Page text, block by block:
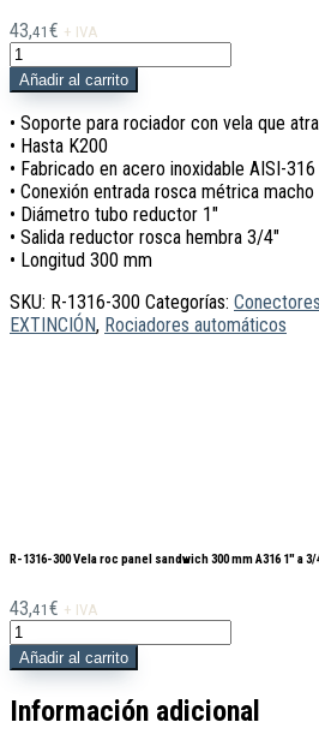
43,41 € + IVA
R-
1316-
300
Vela
roc
panel
sandwich
300
mm
A316
a
3/4"
Añadir al carrito
• Soporte para rociador con vela que
• Hasta K200
• Fabricado en acero inoxidable AISI-316
• Conexión entrada rosca métrica macho
• Diámetro tubo reductor 1″
• Salida reductor rosca hembra 3/4″
• Longitud 300 mm
SKU: R-1316-300 Categorías:
EXTINCIÓN, Rociadores automáticos
R-1316-300 Vela roc panel sandwich 300 mm A316 1″ a 3/
43,41 € + IVA
R-
1316-
300
Vela
roc
Añadir al carrito
Información adicional